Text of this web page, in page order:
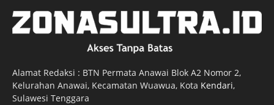
Alamat Redaksi : BTN Permata Anawai Blok A2 Nomor 2,
Kelurahan Anawai, Kecamatan Wuawua, Kota Kendari,
Sulawesi Tenggara